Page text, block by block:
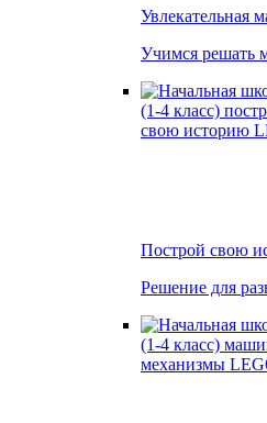
Увлекательная
Учимся решать
Построй свою
Решение для